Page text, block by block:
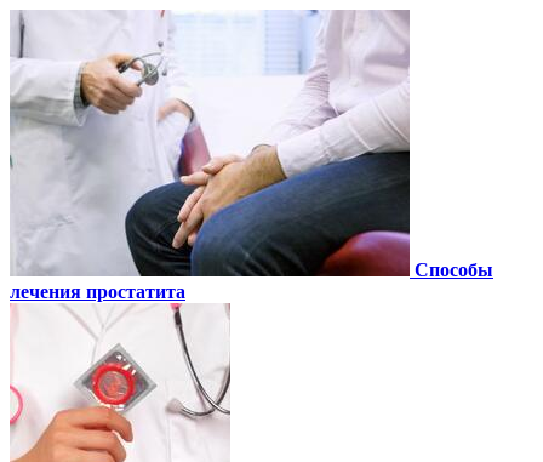
Способы
лечения простатита